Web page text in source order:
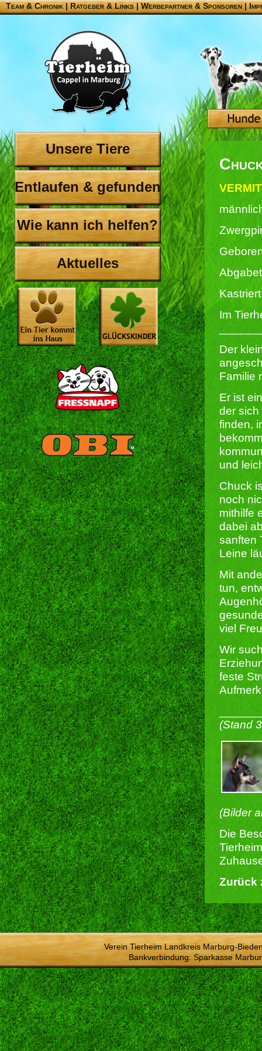
Team & Chronik |Ratgeber & Links|Werbepartner & Sponsoren|
Unsere Tiere
Entlaufen & gefunden
Wie kann ich helfen?
Aktuelles
Im
Der
Familie
Er ist
der sich
finden,
und
Chuck
noch
mithilfe
dabei
sanften
Leine
Mit
tun,
viel
Wir
feste
(Stand
(Bilder
Die
Zurück
Verein Tierheim Landkreis Marburg-
Bankverbindung: Sparkasse